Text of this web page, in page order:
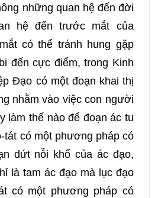
những quan hệ đến đời
hệ đến trước mắt của
có thể tránh hung gặp
đến cực điểm, trong Kinh
Đạo có một đoạn khai thị
nhằm vào việc con người
làm thế nào để đoạn ác tu
tát có một phương pháp có
dứt nỗi khổ của ác đạo,
là tam ác đạo mà lục đạo
có một phương pháp có